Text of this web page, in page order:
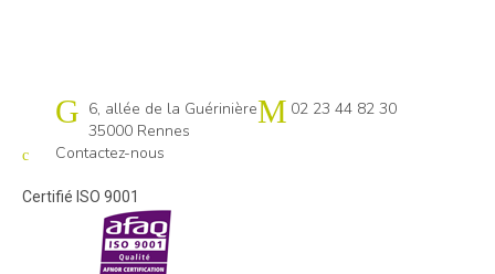
Cap emploi 35
6, allée de la Guérinière
35000 Rennes
02 23 44 82 30
Contactez-nous
Certifié ISO 9001